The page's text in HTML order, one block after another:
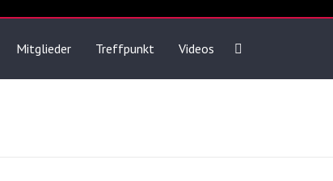
Mitglieder Treffpunkt Videos